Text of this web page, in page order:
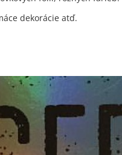
dekorácie atď.